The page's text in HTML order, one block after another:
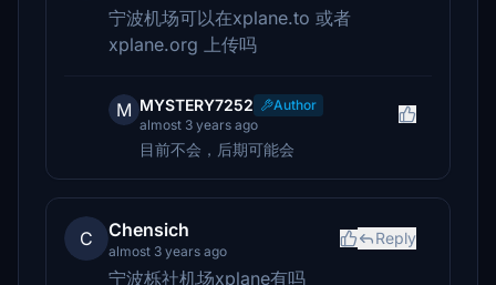
宁波机场可以在xplane.to 或者
xplane.org 上传吗
M MYSTERY7252
Author
almost 3 years ago
目前不会，后期可能会
C Chensich
almost 3 years ago
Reply
宁波栎社机场xplane有吗